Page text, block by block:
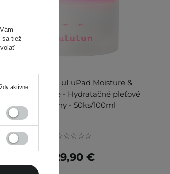
LuLuLun - LuLuPad Moisture &
Elasticity Care - Hydratačné pleťové
tampóny - 50ks/100ml
29,90 €
sa tiež
aktívne